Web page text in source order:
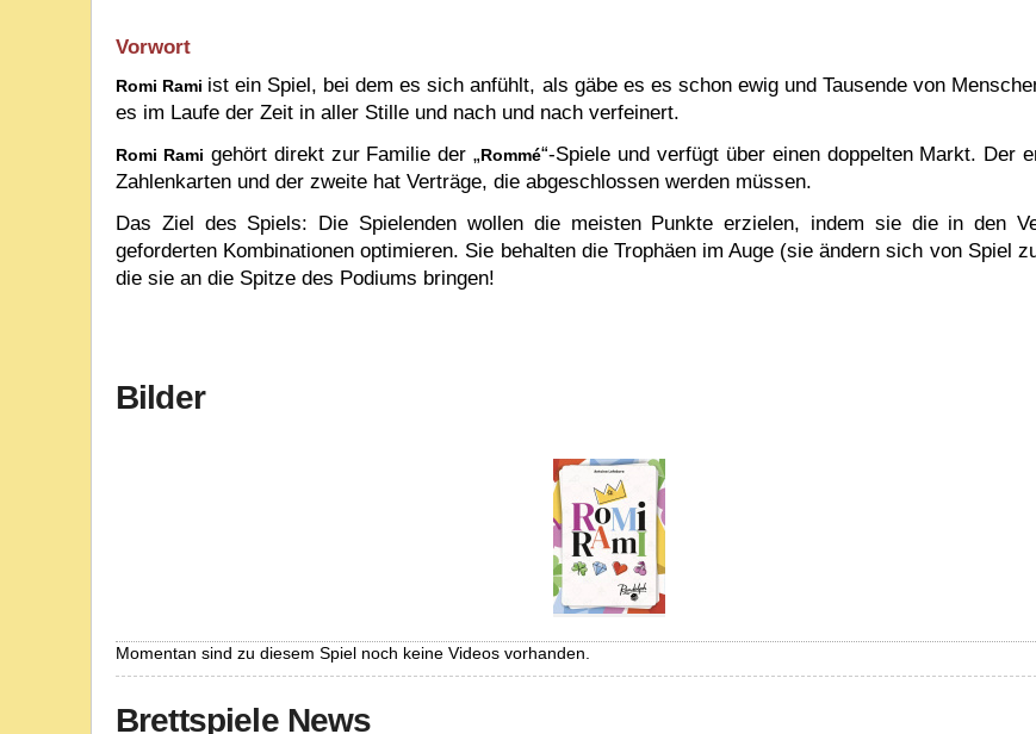
Vorwort
Romi Rami ist ein Spiel, bei dem es sich anfühlt, als gäbe es es schon ewig und Tausende von
es im Laufe der Zeit in aller Stille und nach und nach verfeinert.
Romi Rami gehört direkt zur Familie der „Rommé“-Spiele und verfügt über einen doppelten Markt. Der
Zahlenkarten und der zweite hat Verträge, die abgeschlossen werden müssen.
Das Ziel des Spiels: Die Spielenden wollen die meisten Punkte erzielen, indem sie die in den
geforderten Kombinationen optimieren. Sie behalten die Trophäen im Auge (sie ändern sich von Spiel
die sie an die Spitze des Podiums bringen!
Bilder
Momentan sind zu diesem Spiel noch keine Videos vorhanden.
Brettspiele News